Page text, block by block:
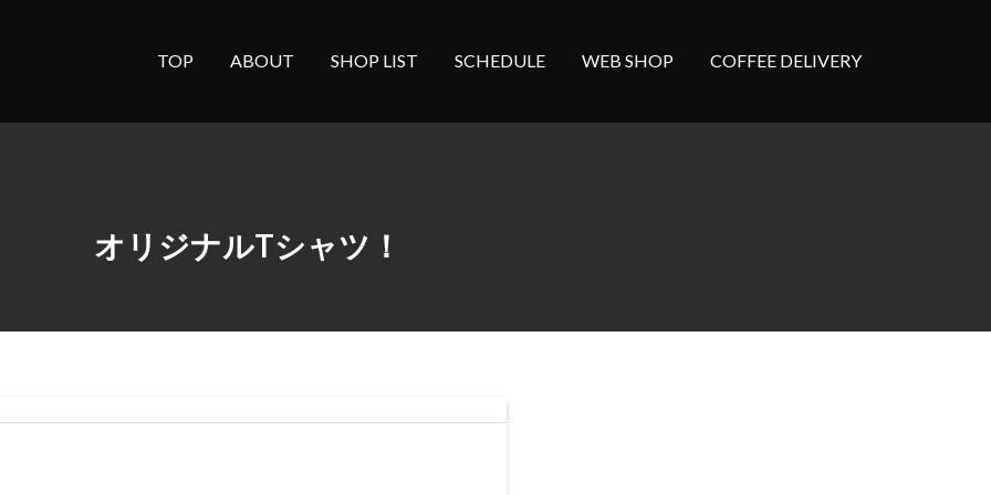
TOP ABOUT SHOP LIST SCHEDULE WEB SHOP COFFEE DELIVERY
オリジナルTシャツ！